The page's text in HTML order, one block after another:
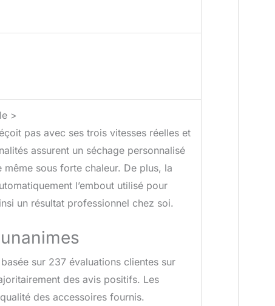
>
pas avec ses trois vitesses réelles et
assurent un séchage personnalisé
sous forte chaleur. De plus, la
l’embout utilisé pour
un résultat professionnel chez soi.
sur 237 évaluations clientes sur
des avis positifs. Les
des accessoires fournis.